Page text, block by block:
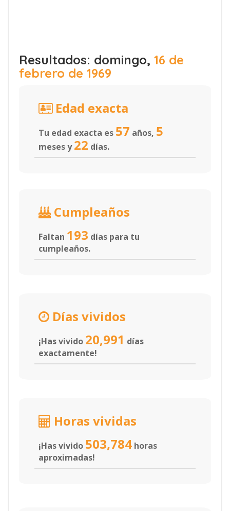
Resultados: domingo, 16 de
febrero de 1969
Edad exacta
Tu edad exacta es 57 años, 5
meses y22 días.
Cumpleaños
Faltan 193 días para tu
cumpleaños.
Días vividos
¡Has vivido 20,991 días
exactamente!
Horas vividas
¡Has vivido 503,784 horas
aproximadas!